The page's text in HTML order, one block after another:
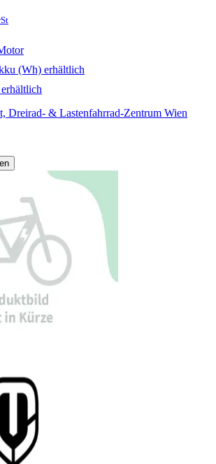
(Wh) erhältlich
Dreirad- & Lastenfahrrad-Zentrum Wien